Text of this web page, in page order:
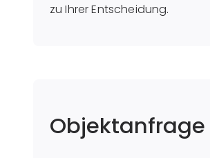
zu Ihrer Entscheidung.
Objektanfrage